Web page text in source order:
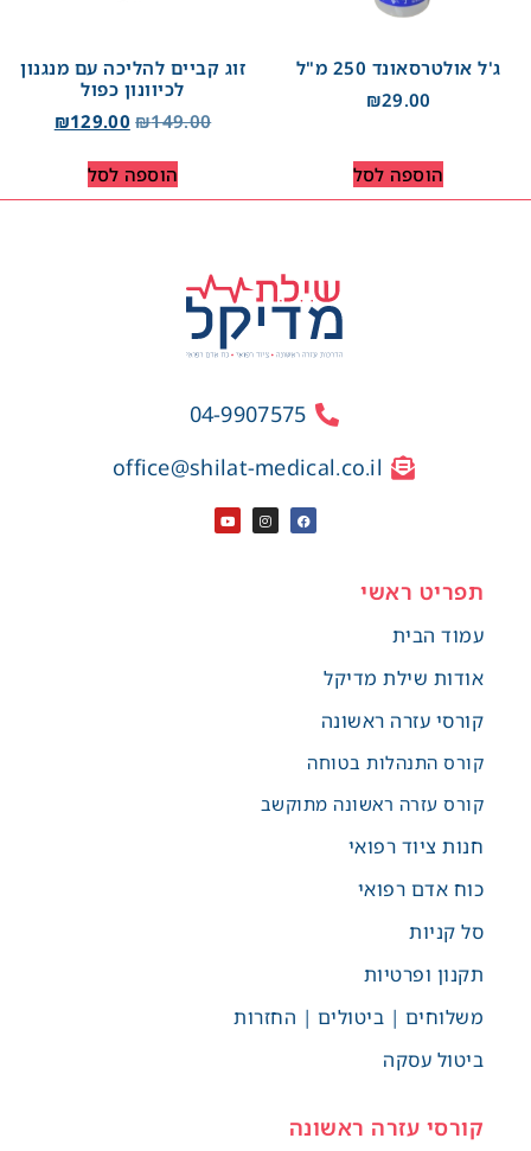
ג'ל אולטרסאונד 250 מ"ל
₪29.00
הוספה לסל
זוג קביים להליכה עם מנגנון
לכיוונון כפול
₪149.00
₪129.00
הוספה לסל
04-9907575
office@shilat-medical.co.il
תפריט ראשי
עמוד הבית
אודות שילת מדיקל
קורסי עזרה ראשונה
קורס התנהלות בטוחה
קורס עזרה ראשונה מתוקשב
חנות ציוד רפואי
כוח אדם רפואי
סל קניות
תקנון ופרטיות
משלוחים | ביטולים | החזרות
ביטול עסקה
קורסי עזרה ראשונה